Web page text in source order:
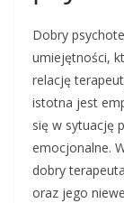
Dobry
umiejętności,
relację
istotna jest
się w sytuację
emocjonalne.
dobry
oraz jego